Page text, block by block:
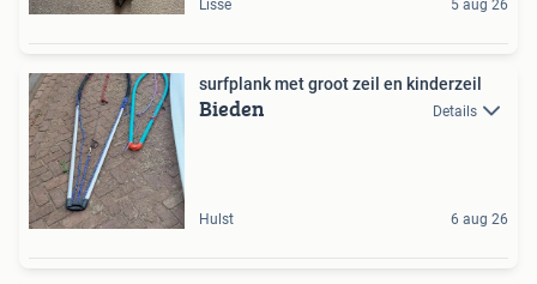
Lisse 5 aug 26
surfplank met groot zeil en kinderzeil
Bieden Details
Hulst 6 aug 26